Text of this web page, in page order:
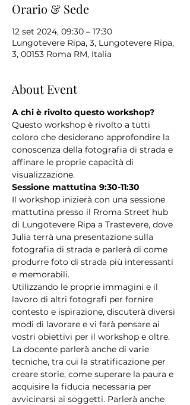
Orario & Sede
12 set 2024, 09:30 – 17:30
Lungotevere Ripa, 3, Lungotevere Ripa,
3, 00153 Roma RM, Italia
About Event
A chi è rivolto questo workshop?
Questo workshop è rivolto a tutti
coloro che desiderano approfondire la
conoscenza della fotografia di strada e
affinare le proprie capacità di
visualizzazione.
Sessione mattutina 9:30-11:30
Il workshop inizierà con una sessione
mattutina presso il Rroma Street hub
di Lungotevere Ripa a Trastevere, dove
Julia terrà una presentazione sulla
fotografia di strada e parlerà di come
produrre foto di strada più interessanti
e memorabili.
Utilizzando le proprie immagini e il
lavoro di altri fotografi per fornire
contesto e ispirazione, discuterà diversi
modi di lavorare e vi farà pensare ai
vostri obiettivi per il workshop e oltre.
La docente parlerà anche di varie
tecniche, tra cui la stratificazione per
creare storie, come superare la paura e
acquisire la fiducia necessaria per
avvicinarsi ai soggetti. Parlerà anche